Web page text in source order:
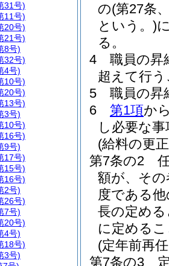
の(第27条
という。)
る。
4
職員の昇
超えて行
5
職員の昇
6
第1項か
し必要な
(給料の更
第7条の2
額が、そ
度である
長の定め
に定める
(定年前再
第7条の3
31号)
11号)
20号)
21号)
8号)
32号)
4号)
10号)
20号)
13号)
3号)
10号)
16号)
9号)
17号)
15号)
16号)
2号)
26号)
7号)
20号)
4号)
18号)
3号)